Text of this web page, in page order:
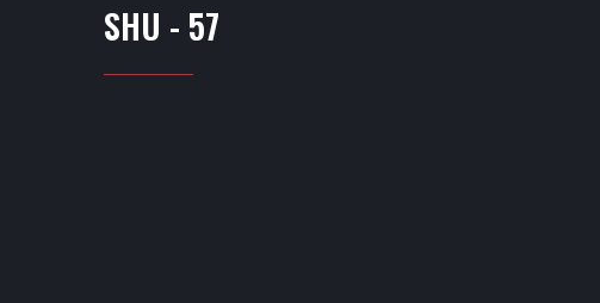
SHU - 57